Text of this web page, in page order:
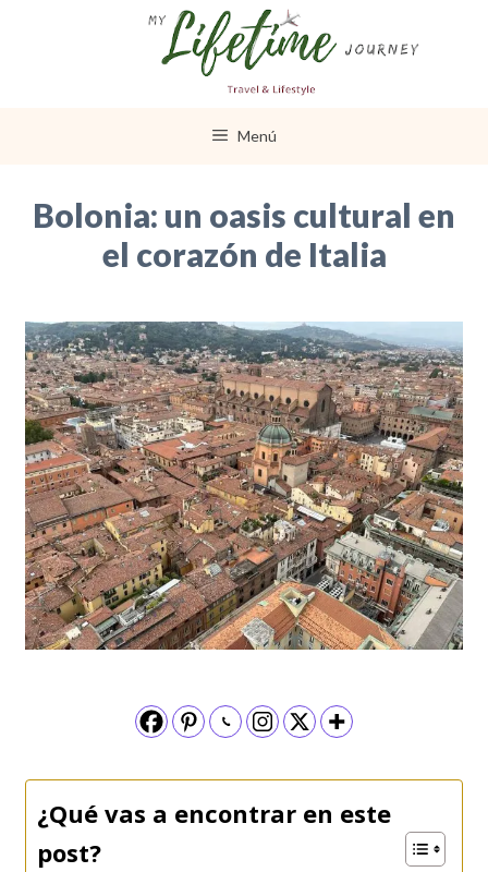
Menú
Bolonia: un oasis cultural en
el corazón de Italia
¿Qué vas a encontrar en este
post?